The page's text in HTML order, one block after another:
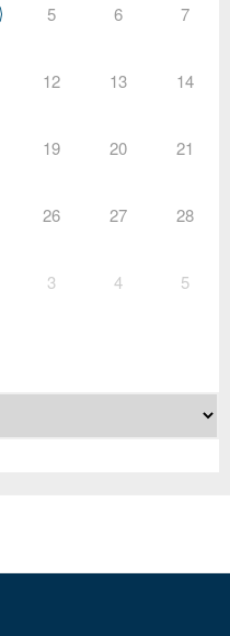
5 6 7
12 13 14
19 20 21
26 27 28
3 4 5